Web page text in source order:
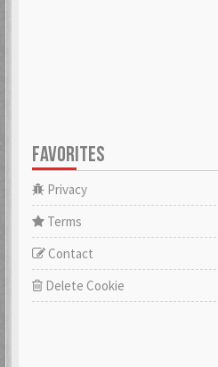
FAVORITES
Privacy
Terms
Contact
Delete Cookie